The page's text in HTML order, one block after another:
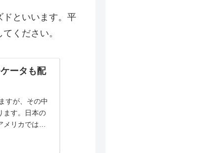
ドといいます。平
ください。
ータも配
すが、その中
ます。日本の
メリカでは一